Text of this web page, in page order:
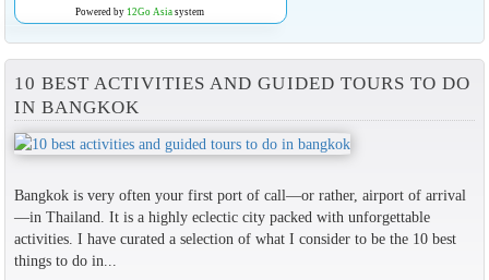
Powered by 12Go Asiasystem
10 BEST ACTIVITIES AND GUIDED TOURS TO DO
IN BANGKOK
Bangkok is very often your first port of call—or rather, airport of arrival
—in Thailand. It is a highly eclectic city packed with unforgettable
activities. I have curated a selection of what I consider to be the 10 best
things to do in...